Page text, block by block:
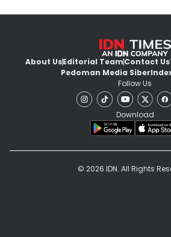
About UsEditorial TeamContact Us
Pedoman Media Siber
Follow Us
Download
© 2026 IDN. All Rights